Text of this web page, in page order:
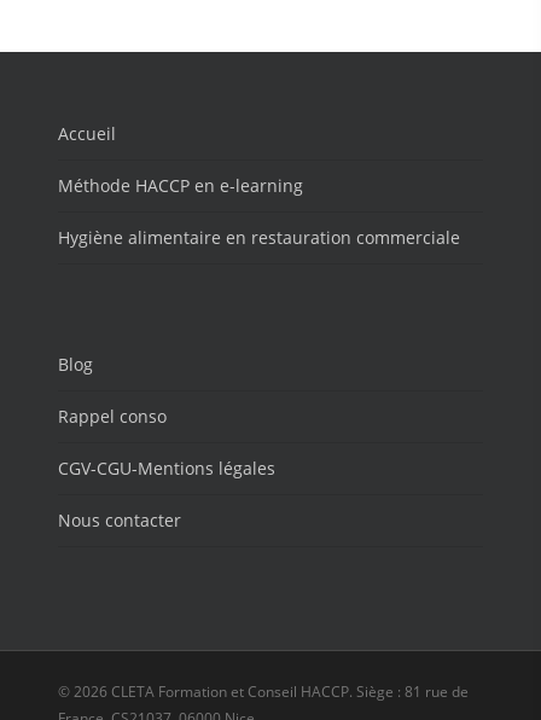
Accueil
Méthode HACCP en e-learning
Hygiène alimentaire en restauration commerciale
Blog
Rappel conso
CGV-CGU-Mentions légales
Nous contacter
© 2026 CLETA Formation et Conseil HACCP. Siège : 81 rue de